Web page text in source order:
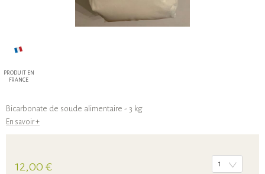
PRODUIT EN
FRANCE
Bicarbonate de soude alimentaire - 3 kg
En savoir +
12,00 € 1